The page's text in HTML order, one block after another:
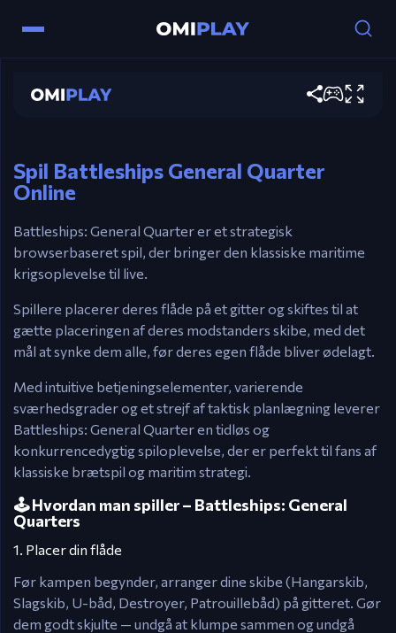
Battleships General Quarter
Mus – Klik for at placere skibe & affyre skud.
Spil Battleships General Quarter
Online
Battleships: General Quarter er et strategisk
browserbaseret spil, der bringer den klassiske maritime
krigsoplevelse til live.
Spillere placerer deres flåde på et gitter og skiftes til at
gætte placeringen af deres modstanders skibe, med det
mål at synke dem alle, før deres egen flåde bliver ødelagt.
Med intuitive betjeningselementer, varierende
sværhedsgrader og et strejf af taktisk planlægning leverer
Battleships: General Quarter en tidløs og
konkurrencedygtig spiloplevelse, der er perfekt til fans af
klassiske brætspil og maritim strategi.
🕹️ Hvordan man spiller – Battleships: General
Quarters
1. Placer din flåde
Før kampen begynder, arranger dine skibe (Hangarskib,
Slagskib, U-båd, Destroyer, Patrouillebåd) på gitteret. Gør
dem godt skjulte — undgå at klumpe sammen og undgå